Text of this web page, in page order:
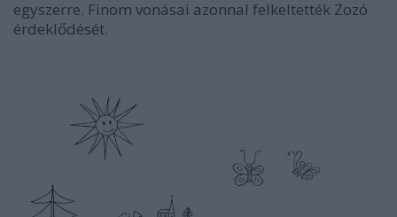
egyszerre. Finom vonásai azonnal felkeltették Zozó
érdeklődését.